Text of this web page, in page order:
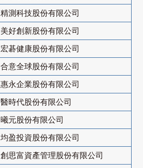
精測科技股份有限公司
美好創新股份有限公司
宏碁健康股份有限公司
合意全球股份有限公司
惠永企業股份有限公司
醫時代股份有限公司
曦元股份有限公司
均盈投資股份有限公司
創思富資產管理股份有限公司